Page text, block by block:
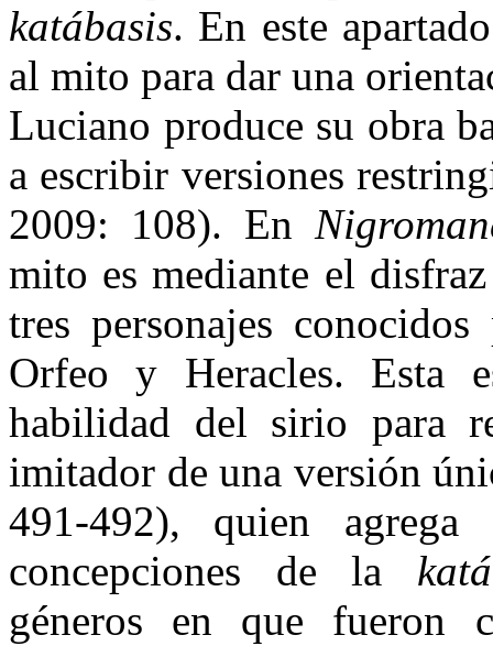
katábasis. En este
al mito para dar una
Luciano produce su obra
a escribir versiones
2009: 108). En
mito es mediante el
tres personajes
Orfeo y Heracles. Esta
habilidad del sirio para
imitador de una versión
491-492), quien
concepciones de la
géneros en que fueron